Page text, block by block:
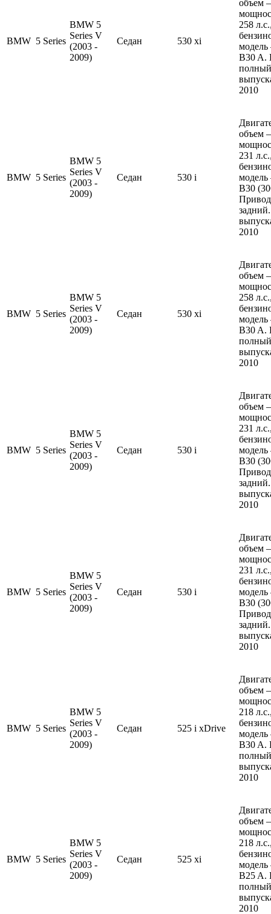
BMW 5 Series
BMW 5
Series V
(2003 -
2009)
Седан 530 xi
объем
258
B30 A.
2010
BMW 5 Series
BMW 5
Series V
(2003 -
2009)
Седан 530 i
объем
231
B30
2010
BMW 5 Series
BMW 5
Series V
(2003 -
2009)
Седан 530 xi
объем
258
B30 A.
2010
BMW 5 Series
BMW 5
Series V
(2003 -
2009)
Седан 530 i
объем
231
B30
2010
BMW 5 Series
BMW 5
Series V
(2003 -
2009)
Седан 530 i
объем
231
B30
2010
BMW 5 Series
BMW 5
Series V
(2003 -
2009)
Седан 525 i xDrive
объем
218
B30 A.
2010
BMW 5 Series
BMW 5
Series V
(2003 -
2009)
Седан 525 xi
объем
218
B25 A.
2010